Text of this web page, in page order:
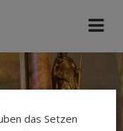
das Setzen